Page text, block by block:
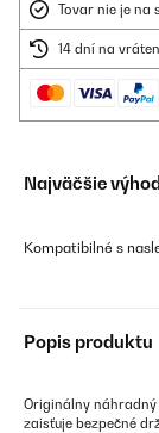
Tovar nie je na
14 dní na
Najväčšie
Kompatibilné s
Popis produktu
Originálny
zaisťuje bezpečné